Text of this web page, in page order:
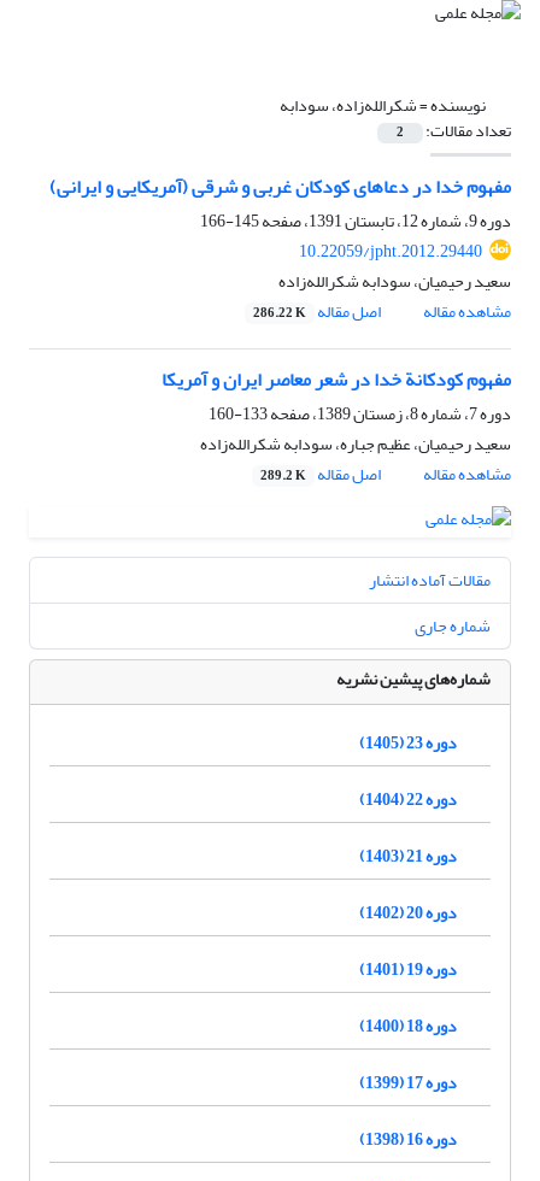
نویسنده =شکرالله‌زاده، سودابه
تعداد مقالات: 2
مفهوم خدا در دعاهای کودکان غربی و شرقی (آمریکایی و ایرانی)
دوره 9، شماره 12، تابستان 1391، صفحه
145-166
10.22059/jpht.2012.29440
سعید رحیمیان، سودابه شکرالله‌زاده
مشاهده مقاله
اصل مقاله 286.22 K
مفهوم کودکانة خدا در شعر معاصر ایران و آمریکا
دوره 7، شماره 8، زمستان 1389، صفحه
133-160
سعید رحیمیان، عظیم جباره، سودابه شکرالله‌زاده
مشاهده مقاله
اصل مقاله 289.2 K
مقالات آماده انتشار
شماره جاری
شماره‌های پیشین نشریه
دوره 23 (1405)
دوره 22 (1404)
دوره 21 (1403)
دوره 20 (1402)
دوره 19 (1401)
دوره 18 (1400)
دوره 17 (1399)
دوره 16 (1398)